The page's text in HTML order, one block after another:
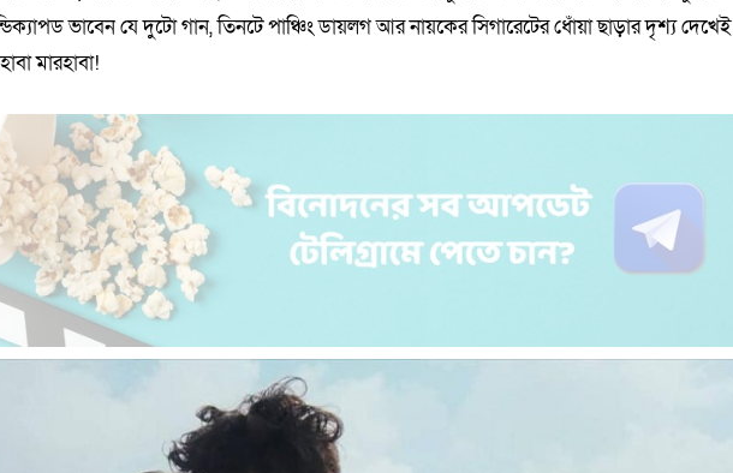
ভাবেন যে দুটো গান, তিনটে পাঞ্চিং ডায়লগ আর নায়কের সিগারেটের ধোঁয়া ছাড়ার দৃশ্য দেখেই
মারহাবা!